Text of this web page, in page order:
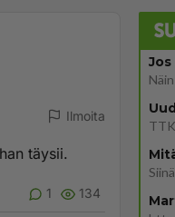
Ilmoita
täysii.
1 134